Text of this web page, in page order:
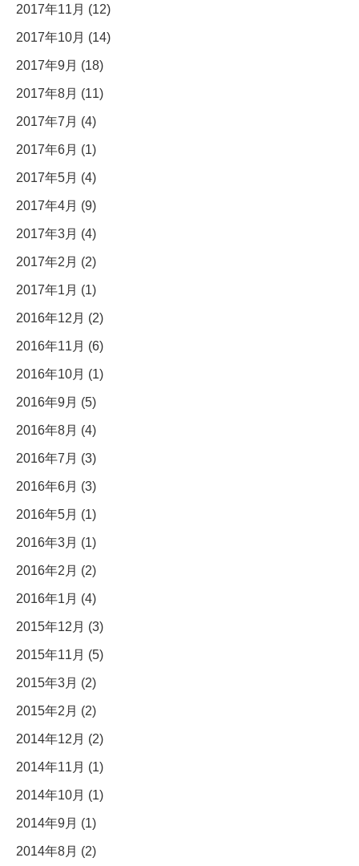
2017年11月 (12)
2017年10月 (14)
2017年9月 (18)
2017年8月 (11)
2017年7月 (4)
2017年6月 (1)
2017年5月 (4)
2017年4月 (9)
2017年3月 (4)
2017年2月 (2)
2017年1月 (1)
2016年12月 (2)
2016年11月 (6)
2016年10月 (1)
2016年9月 (5)
2016年8月 (4)
2016年7月 (3)
2016年6月 (3)
2016年5月 (1)
2016年3月 (1)
2016年2月 (2)
2016年1月 (4)
2015年12月 (3)
2015年11月 (5)
2015年3月 (2)
2015年2月 (2)
2014年12月 (2)
2014年11月 (1)
2014年10月 (1)
2014年9月 (1)
2014年8月 (2)